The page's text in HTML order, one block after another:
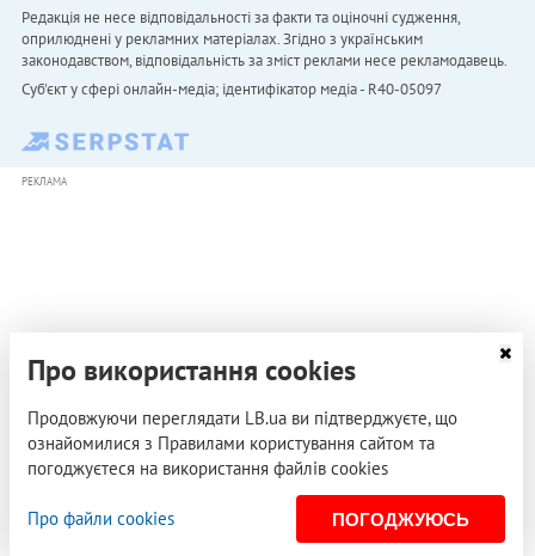
Редакція не несе відповідальності за факти та оціночні судження,
оприлюднені у рекламних матеріалах. Згідно з українським
законодавством, відповідальність за зміст реклами несе рекламодавець.
Cуб'єкт у сфері онлайн-медіа; ідентифікатор медіа - R40-05097
РЕКЛАМА
Про використання cookies
Продовжуючи переглядати LB.ua ви підтверджуєте, що
ознайомилися з Правилами користування сайтом та
погоджуєтеся на використання файлів cookies
Про файли cookies ПОГОДЖУЮСЬ